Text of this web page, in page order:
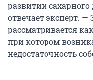
развитии сахарного
отвечает эксперт. —
рассматривается
при котором
недостаточность